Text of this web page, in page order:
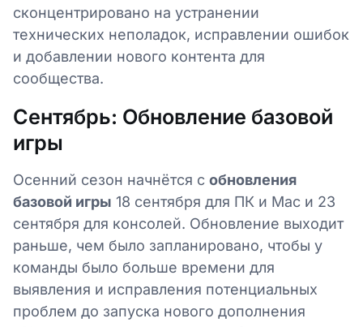
сконцентрировано на устранении
технических неполадок, исправлении ошибок
и добавлении нового контента для
сообщества.
Сентябрь: Обновление базовой
игры
Осенний сезон начнётся с обновления
базовой игры 18 сентября для ПК и Mac и 23
сентября для консолей. Обновление выходит
раньше, чем было запланировано, чтобы у
команды было больше времени для
выявления и исправления потенциальных
проблем до запуска нового дополнения